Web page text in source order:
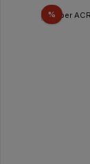
%Discount